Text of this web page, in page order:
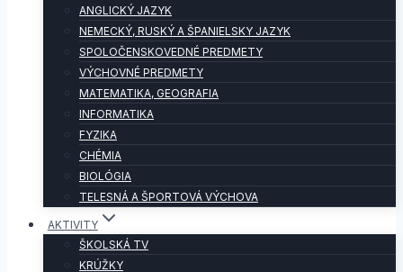
ANGLICKÝ JAZYK
NEMECKÝ, RUSKÝ A ŠPANIELSKY JAZYK
SPOLOČENSKOVEDNÉ PREDMETY
VÝCHOVNÉ PREDMETY
MATEMATIKA, GEOGRAFIA
INFORMATIKA
FYZIKA
CHÉMIA
BIOLÓGIA
TELESNÁ A ŠPORTOVÁ VÝCHOVA
AKTIVITY
ŠKOLSKÁ TV
KRÚŽKY